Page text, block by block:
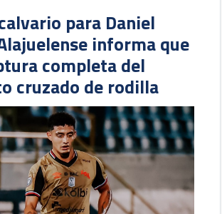
para Daniel
informa que
completa del
cruzado de rodilla